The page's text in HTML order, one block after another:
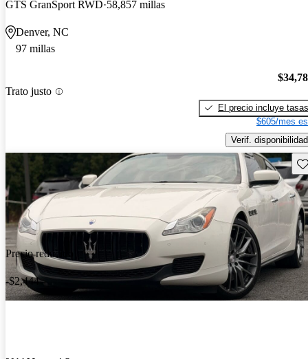
GTS GranSport RWD 58,857 millas
Denver, NC
97 millas
Trato justo
El precio incluye tasas
$605/mes
Verif. disponibilidad
Precio reducido
-$2,444